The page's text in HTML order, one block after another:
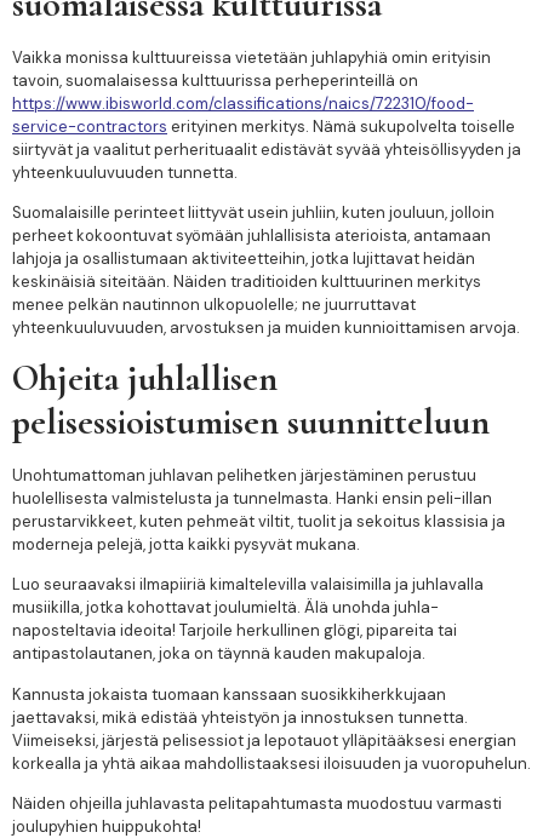
Vaikka monissa kulttuureissa vietetään juhlapyhiä omin erityisin
tavoin, suomalaisessa kulttuurissa perheperinteillä on
https://www.ibisworld.com/classifications/naics/722310/food-
service-contractors erityinen merkitys. Nämä sukupolvelta toiselle
siirtyvät ja vaalitut perherituaalit edistävät syvää yhteisöllisyyden ja
yhteenkuuluvuuden tunnetta.
Suomalaisille perinteet liittyvät usein juhliin, kuten jouluun, jolloin
perheet kokoontuvat syömään juhlallisista aterioista, antamaan
lahjoja ja osallistumaan aktiviteetteihin, jotka lujittavat heidän
keskinäisiä siteitään. Näiden traditioiden kulttuurinen merkitys
menee pelkän nautinnon ulkopuolelle; ne juurruttavat
yhteenkuuluvuuden, arvostuksen ja muiden kunnioittamisen arvoja.
Ohjeita juhlallisen
pelisessioistumisen suunnitteluun
Unohtumattoman juhlavan pelihetken järjestäminen perustuu
huolellisesta valmistelusta ja tunnelmasta. Hanki ensin peli-illan
perustarvikkeet, kuten pehmeät viltit, tuolit ja sekoitus klassisia ja
moderneja pelejä, jotta kaikki pysyvät mukana.
Luo seuraavaksi ilmapiiriä kimaltelevilla valaisimilla ja juhlavalla
musiikilla, jotka kohottavat joulumieltä. Älä unohda juhla-
naposteltavia ideoita! Tarjoile herkullinen glögi, pipareita tai
antipastolautanen, joka on täynnä kauden makupaloja.
Kannusta jokaista tuomaan kanssaan suosikkiherkkujaan
jaettavaksi, mikä edistää yhteistyön ja innostuksen tunnetta.
Viimeiseksi, järjestä pelisessiot ja lepotauot ylläpitääksesi energian
korkealla ja yhtä aikaa mahdollistaaksesi iloisuuden ja vuoropuhelun.
Näiden ohjeilla juhlavasta pelitapahtumasta muodostuu varmasti
joulupyhien huippukohta!